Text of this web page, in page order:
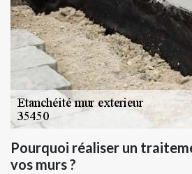
Pourquoi réaliser un
vos murs ?